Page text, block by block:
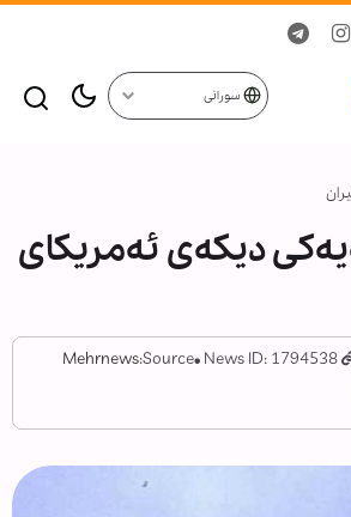
سورانی
دیکەی ئەمریکای
News ID: 1794538
Source:
Mehrnews